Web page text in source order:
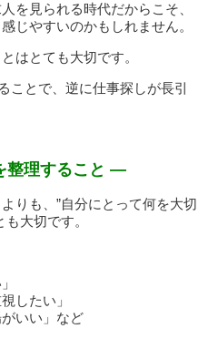
を見られる時代だからこそ、
じやすいのかもしれません。
はとても大切です。
ことで、逆に仕事探しが長引
整理すること —
りも、”自分にとって何を大切
大切です。
したい」
がいい」など